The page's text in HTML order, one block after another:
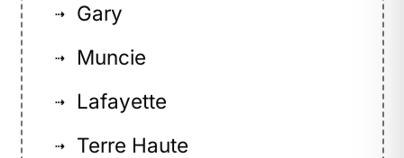
⇢ Gary
⇢ Muncie
⇢ Lafayette
⇢ Terre Haute